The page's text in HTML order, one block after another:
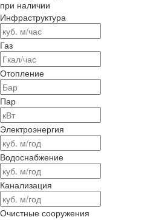
при наличии
Инфраструктура
Газ
Отопление
Пар
Электроэнергия
Водоснабжение
Канализация
Очистные сооружения